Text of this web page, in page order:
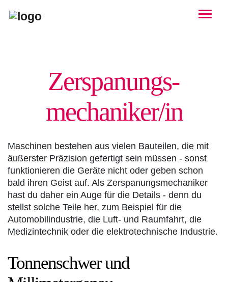
Zerspanungs­
mechaniker/in
Maschinen bestehen aus vielen Bauteilen, die mit
äußerster Präzision gefertigt sein müssen - sonst
funktionieren die Geräte nicht oder geben schon
bald ihren Geist auf. Als Zerspanungsmechaniker
hast du daher ein Auge für die Details - denn du
stellst solche Teile her, zum Beispiel für die
Automobilindustrie, die Luft- und Raumfahrt, die
Medizintechnik oder die elektrotechnische Industrie.
Tonnenschwer und